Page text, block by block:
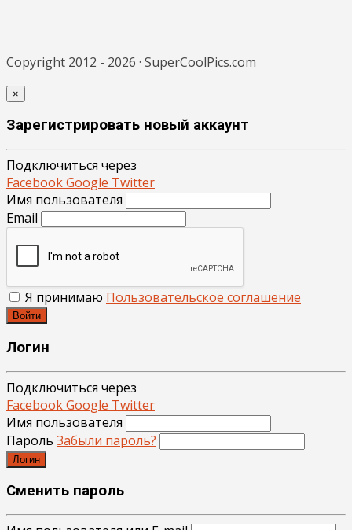
Copyright 2012 - 2026 · SuperCoolPics.com
×
Зарегистрировать новый аккаунт
Подключиться через
FacebookGoogle Twitter
Имя пользователя
Email
Я принимаю Пользовательское соглашение
Войти
Логин
Подключиться через
FacebookGoogle Twitter
Имя пользователя
Пароль Забыли пароль?
Логин
Сменить пароль